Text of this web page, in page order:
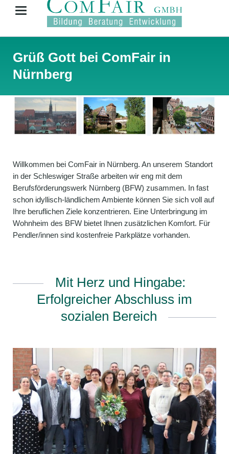
Grüß Gott bei ComFair in
Nürnberg
Willkommen bei ComFair in Nürnberg. An unserem Standort
in der Schleswiger Straße arbeiten wir eng mit dem
Berufsförderungswerk Nürnberg (BFW) zusammen. In fast
schon idyllisch-ländlichem Ambiente können Sie sich voll auf
Ihre beruflichen Ziele konzentrieren. Eine Unterbringung im
Wohnheim des BFW bietet Ihnen zusätzlichen Komfort. Für
Pendler/innen sind kostenfreie Parkplätze vorhanden.
Mit Herz und Hingabe:
Erfolgreicher Abschluss im
sozialen Bereich